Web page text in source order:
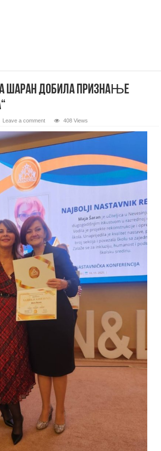
ШАРАН ДОБИЛА ПРИЗНАЊЕ
Leave a comment 408 Views